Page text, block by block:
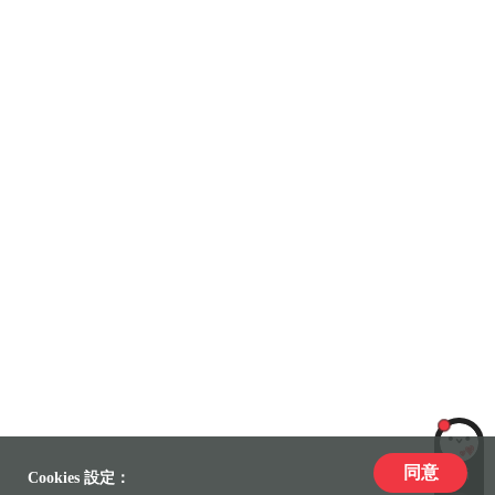
LiLi
Cookies 設定： 同意